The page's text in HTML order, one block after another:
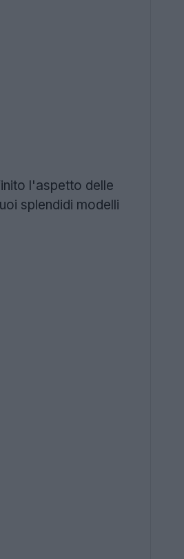
l'aspetto delle
splendidi modelli